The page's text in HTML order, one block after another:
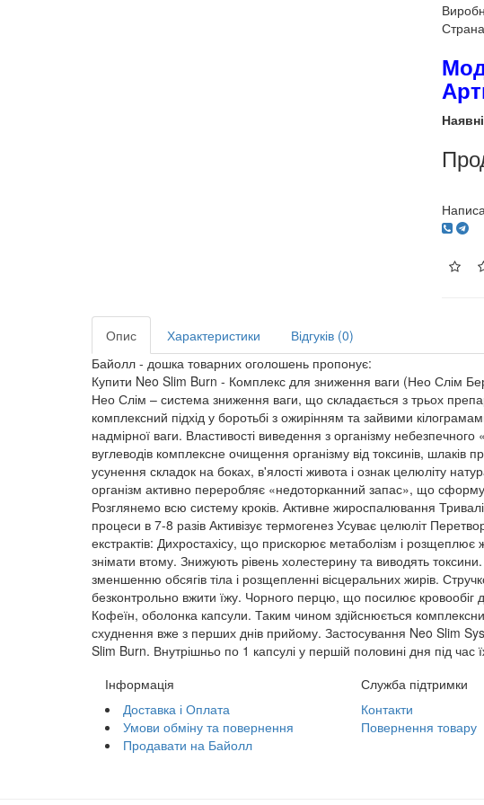
Опис Характеристики
Відгуків (0)
Байолл - дошка товарних оголошень пропонує:
Купити Neo Slim Burn - Комплекс для зниження ваги (Нео Слім
Нео Слім – система зниження ваги, що складається з трьох
комплексний підхід у боротьбі з ожирінням та зайвими
надмірної ваги. Властивості виведення з організму
вуглеводів комплексне очищення організму від токсинів,
усунення складок на боках, в'ялості живота і ознак целюліту
організм активно переробляє «недоторканний запас», що
Розглянемо всю систему кроків. Активне жироспалювання
процеси в 7-8 разів Активізує термогенез Усуває целюліт
екстрактів: Дихростахісу, що прискорює метаболізм і
знімати втому. Знижують рівень холестерину та виводять
зменшенню обсягів тіла і розщепленні вісцеральних жирів.
безконтрольно вжити їжу. Чорного перцю, що посилює
Кофеїн, оболонка капсули. Таким чином здійснюється
схуднення вже з перших днів прийому. Застосування Neo Slim
Slim Burn. Внутрішньо по 1 капсулі у першій половині дня під
Інформація
Доставка і Оплата
Умови обміну та повернення
Продавати на Байолл
Служба підтримки
Контакти
Повернення товару